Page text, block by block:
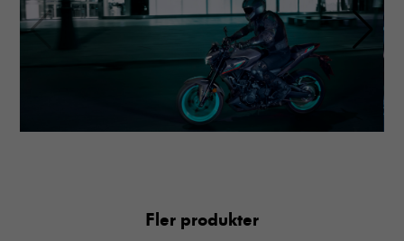
Fler produkter